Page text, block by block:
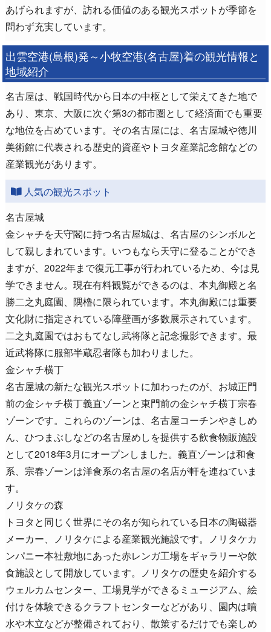
あげられますが、訪れる価値のある観光スポットが季節を
問わず充実しています。
出雲空港(島根)発～小牧空港(名古屋)着の観光情報と
地域紹介
名古屋は、戦国時代から日本の中枢として栄えてきた地で
あり、東京、大阪に次ぐ第3の都市圏として経済面でも重要
な地位を占めています。その名古屋には、名古屋城や徳川
美術館に代表される歴史的資産やトヨタ産業記念館などの
産業観光があります。
人気の観光スポット
名古屋城
金シャチを天守閣に持つ名古屋城は、名古屋のシンボルと
して親しまれています。いつもなら天守に登ることができ
ますが、2022年まで復元工事が行われているため、今は見
学できません。現在有料観覧ができるのは、本丸御殿と名
勝二之丸庭園、隅櫓に限られています。本丸御殿には重要
文化財に指定されている障壁画が多数展示されています。
二之丸庭園ではおもてなし武将隊と記念撮影できます。最
近武将隊に服部半蔵忍者隊も加わりました。
金シャチ横丁
名古屋城の新たな観光スポットに加わったのが、お城正門
前の金シャチ横丁義直ゾーンと東門前の金シャチ横丁宗春
ゾーンです。これらのゾーンは、名古屋コーチンやきしめ
ん、ひつまぶしなどの名古屋めしを提供する飲食物販施設
として2018年3月にオープンしました。義直ゾーンは和食
系、宗春ゾーンは洋食系の名古屋の名店が軒を連ねていま
す。
ノリタケの森
トヨタと同じく世界にその名が知られている日本の陶磁器
メーカー、ノリタケによる産業観光施設です。ノリタケカ
ンパニー本社敷地にあった赤レンガ工場をギャラリーや飲
食施設として開放しています。ノリタケの歴史を紹介する
ウェルカムセンター、工場見学ができるミュージアム、絵
付けを体験できるクラフトセンターなどがあり、園内は噴
水や木立などが整備されており、散策するだけでも楽しめ